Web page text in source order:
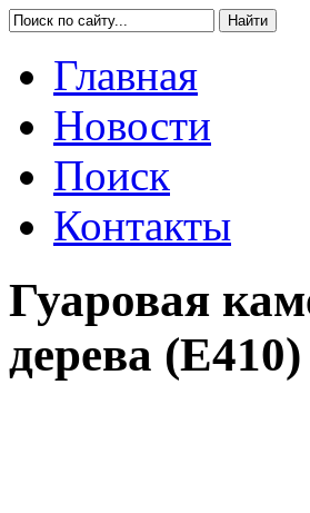
Главная
Новости
Поиск
Контакты
Гуаровая
дерева (Е410)